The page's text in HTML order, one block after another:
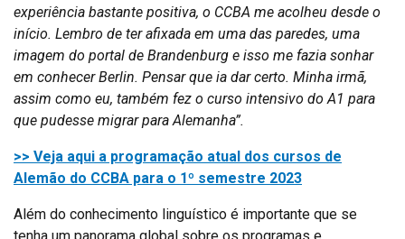
experiência bastante positiva, o CCBA me acolheu desde o
início. Lembro de ter afixada em uma das paredes, uma
imagem do portal de Brandenburg e isso me fazia sonhar
em conhecer Berlin. Pensar que ia dar certo. Minha irmã,
assim como eu, também fez o curso intensivo do A1 para
que pudesse migrar para Alemanha”.
>> Veja aqui a programação atual dos cursos de
Alemão do CCBA para o 1º semestre 2023
Além do conhecimento linguístico é importante que se
tenha um panorama global sobre os programas e